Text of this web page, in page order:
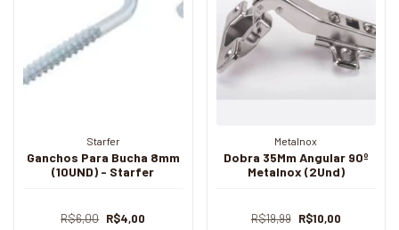
Starfer
Ganchos Para Bucha 8mm
(10UND) - Starfer
R$6,00 R$4,00
Metalnox
Dobra 35Mm Angular 90º
Metalnox (2Und)
R$19,99 R$10,00